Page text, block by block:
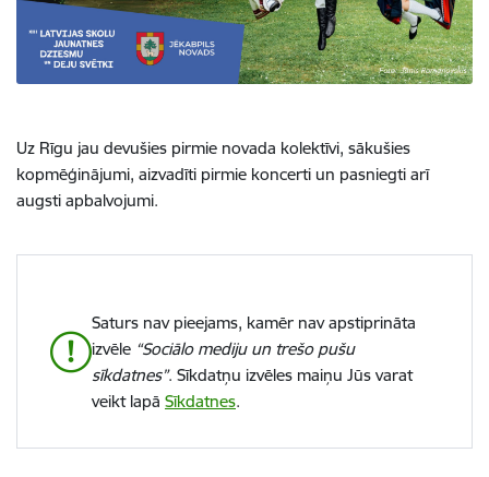
Uz Rīgu jau devušies pirmie novada kolektīvi, sākušies
kopmēģinājumi, aizvadīti pirmie koncerti un pasniegti arī
augsti apbalvojumi.
Saturs nav pieejams, kamēr nav apstiprināta
izvēle “Sociālo mediju un trešo pušu
sīkdatnes”. Sīkdatņu izvēles maiņu Jūs varat
veikt lapā Sīkdatnes.